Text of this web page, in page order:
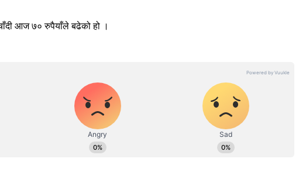
आज ७० रुपैयाँले बढेको हो ।